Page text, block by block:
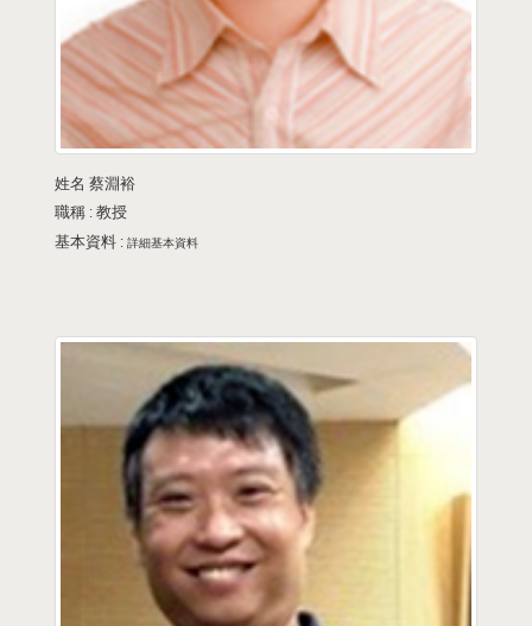
姓名 蔡淵裕
職稱 : 教授
基本資料 : 詳細基本資料